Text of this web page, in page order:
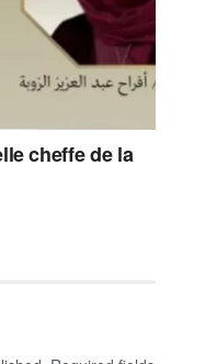
cheffe de la